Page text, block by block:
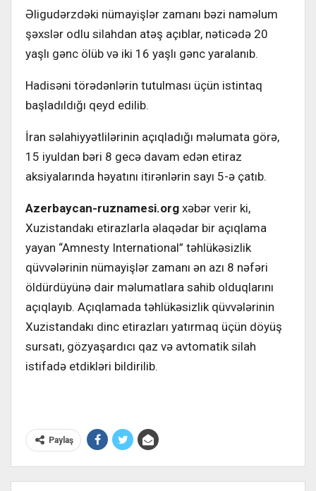
Əligudərzdəki nümayişlər zamanı bəzi naməlum
şəxslər odlu silahdan atəş açıblar, nəticədə 20
yaşlı gənc ölüb və iki 16 yaşlı gənc yaralanıb.
Hadisəni törədənlərin tutulması üçün istintaq
başladıldığı qeyd edilib.
İran səlahiyyətlilərinin açıqladığı məlumata görə,
15 iyuldan bəri 8 gecə davam edən etiraz
aksiyalarında həyatını itirənlərin sayı 5-ə çatıb.
Azerbaycan-ruznamesi.org xəbər verir ki,
Xuzistandakı etirazlarla əlaqədar bir açıqlama
yayan “Amnesty International” təhlükəsizlik
qüvvələrinin nümayişlər zamanı ən azı 8 nəfəri
öldürdüyünə dair məlumatlara sahib olduqlarını
açıqlayıb. Açıqlamada təhlükəsizlik qüvvələrinin
Xuzistandakı dinc etirazları yatırmaq üçün döyüş
sursatı, gözyaşardıcı qaz və avtomatik silah
istifadə etdikləri bildirilib.
Paylaş